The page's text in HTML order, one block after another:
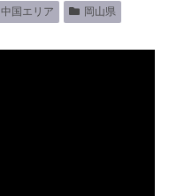
中国エリア 岡山県